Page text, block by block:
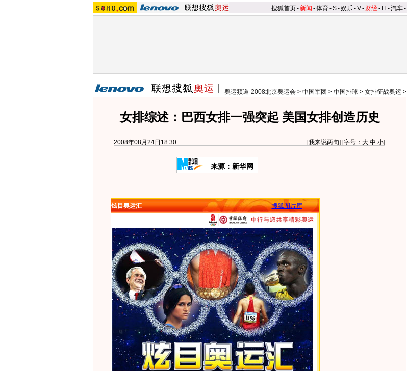
搜狐首页-新闻 -体育-S-娱乐-V- 财经- IT-汽车-
奥运频道-2008北京奥运会 > 中国军团 > 中国排球 > 女排征战奥运 >
女排综述：巴西女排一强突起 美国女排创造历史
2008年08月24日18:30 [我来说两句] [字号： 大 中 小]
来源：新华网
炫目奥运汇 搜狐图片库